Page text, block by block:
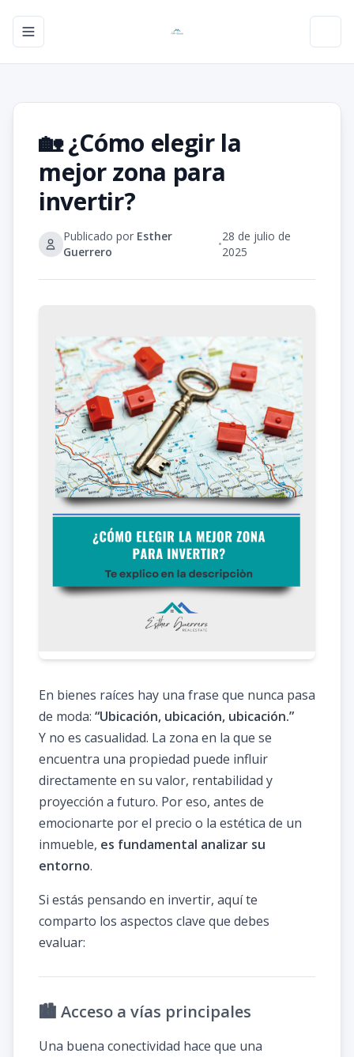
Toggle navigation menu
🏡 ¿Cómo elegir la
mejor zona para
invertir?
Publicado por Esther
Guerrero
•
28 de julio de
2025
En bienes raíces hay una frase que nunca pasa
de moda: “Ubicación, ubicación, ubicación.”
Y no es casualidad. La zona en la que se
encuentra una propiedad puede influir
directamente en su valor, rentabilidad y
proyección a futuro. Por eso, antes de
emocionarte por el precio o la estética de un
inmueble, es fundamental analizar su
entorno.
Si estás pensando en invertir, aquí te
comparto los aspectos clave que debes
evaluar:
🏙️ Acceso a vías principales
Una buena conectividad hace que una